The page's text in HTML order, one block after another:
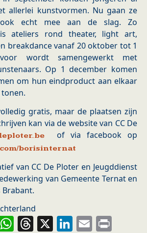
allerlei kunstvormen. Nu gaan ze
echt mee aan de slag. Zo
ateliers rond theater, light art,
breakdance vanaf 20 oktober tot 1
wordt samengewerkt met
Op 1 december komen
om hun eindproduct aan elkaar
gratis, maar de plaatsen zijn
kan via de website van CC De
of via facebook op
borisinternat
van CC De Ploter en Jeugddienst
van Gemeente Ternat en
Brabant.
WhatsApp
Threads
X LinkedIn
Email